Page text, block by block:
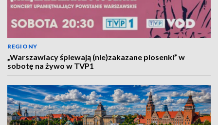
REGIONY
„Warszawiacy śpiewają (nie)zakazane piosenki” w
sobotę na żywo w TVP1